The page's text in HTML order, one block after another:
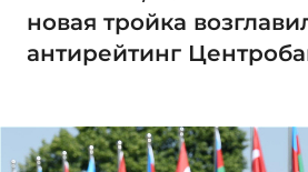
новая тройка
антирейтинг